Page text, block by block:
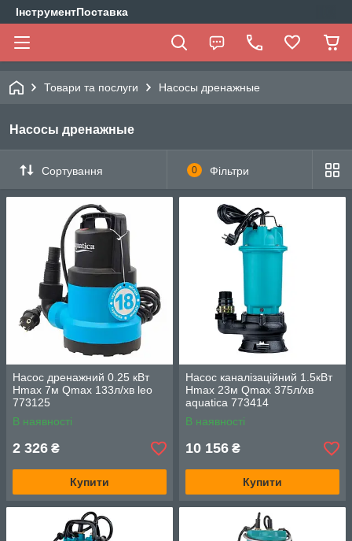
ІнструментПоставка
Товари та послуги Насосы дренажные
Насосы дренажные
Сортування 0 Фільтри
Насос дренажний 0.25 кВт
Hmax 7м Qmax 133л/хв leo
773125
В наявності
2 326 ₴
Купити
Насос каналізаційний 1.5кВт
Hmax 23м Qmax 375л/хв
aquatica 773414
В наявності
10 156 ₴
Купити